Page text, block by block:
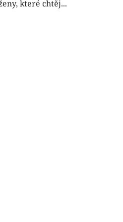
které chtěj...